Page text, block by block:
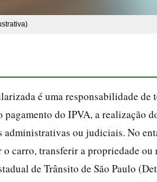
é uma responsabilidade de
pagamento do IPVA, a realização
ou judiciais. No
carro, transferir a propriedade
de Trânsito de São Paulo